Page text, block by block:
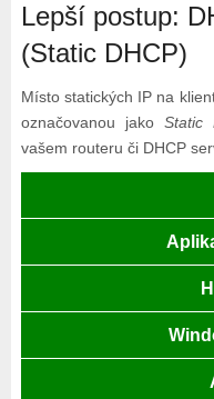
Lepší postup:
(Static DHCP)
Místo statických IP na
označovanou jakoStatic
vašem routeru či DHCP